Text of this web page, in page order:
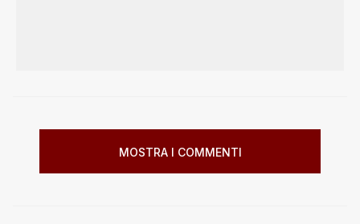
MOSTRA I COMMENTI